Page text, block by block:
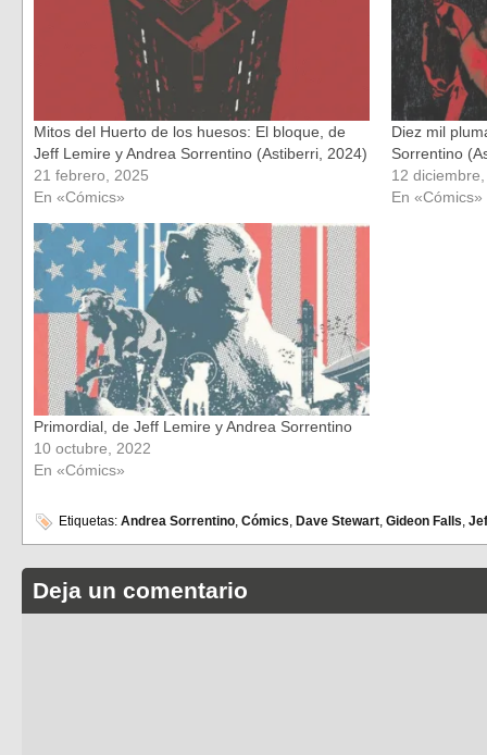
Mitos del Huerto de los huesos: El bloque, de
Jeff Lemire y Andrea Sorrentino (Astiberri, 2024)
21 febrero, 2025
En «Cómics»
Diez mil
Sorrentino
12
En «Cómics»
Primordial, de Jeff Lemire y Andrea Sorrentino
10 octubre, 2022
En «Cómics»
Etiquetas: Andrea Sorrentino, Cómics, Dave Stewart, Gideon Falls,
Deja un comentario